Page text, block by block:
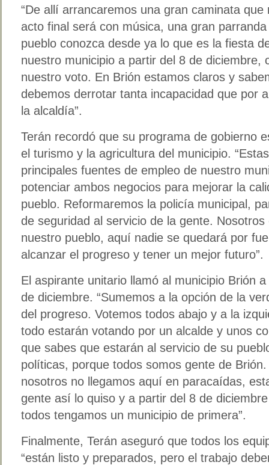
“De allí arrancaremos una gran caminata
acto final será con música, una gran
pueblo conozca desde ya lo que es la fiesta
nuestro municipio a partir del 8 de diciembre,
nuestro voto. En Brión estamos claros y
debemos derrotar tanta incapacidad que por
la alcaldía”.
Terán recordó que su programa de gobierno
el turismo y la agricultura del municipio.
principales fuentes de empleo de nuestro
potenciar ambos negocios para mejorar la
pueblo. Reformaremos la policía municipal,
de seguridad al servicio de la gente.
nuestro pueblo, aquí nadie se quedará por
alcanzar el progreso y tener un mejor futuro”.
El aspirante unitario llamó al municipio Brión
de diciembre. “Sumemos a la opción de la
del progreso. Votemos todos abajo y a la
todo estarán votando por un alcalde y unos
que sabes que estarán al servicio de su
políticas, porque todos somos gente de
nosotros no llegamos aquí en paracaídas,
gente así lo quiso y a partir del 8 de
todos tengamos un municipio de primera”.
Finalmente, Terán aseguró que todos los
“están listo y preparados, pero el trabajo